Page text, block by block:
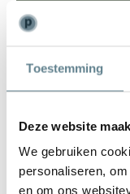
Toestemming
Deze website
We gebruiken
personaliseren,
en om ons
team!
Mail
Whatsapp0344-